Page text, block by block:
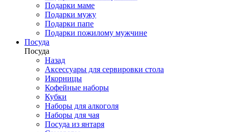
Подарки маме
Подарки мужу
Подарки папе
Подарки пожилому мужчине
Посуда
Посуда
Назад
Аксессуары для сервировки стола
Икорницы
Кофейные наборы
Кубки
Наборы для алкоголя
Наборы для чая
Посуда из янтаря